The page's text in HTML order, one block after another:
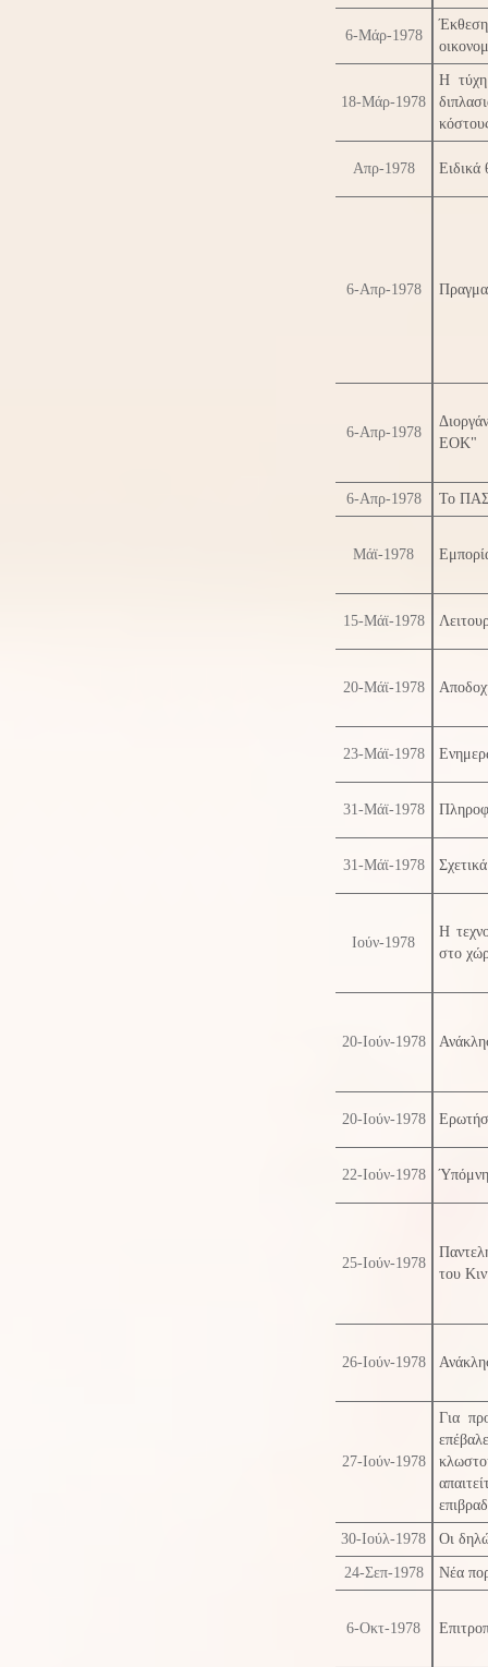
6-Μάρ-1978
Έκθεση
18-Μάρ-1978
Η
Απρ-1978 Ειδικά
6-Απρ-1978
6-Απρ-1978
ΕΟΚ"
6-Απρ-1978 Το
Μάϊ-1978
15-Μάϊ-1978
20-Μάϊ-1978
23-Μάϊ-1978
31-Μάϊ-1978
31-Μάϊ-1978
Ιούν-1978
Η
στο
20-Ιούν-1978
20-Ιούν-1978
22-Ιούν-1978
25-Ιούν-1978
του
26-Ιούν-1978
27-Ιούν-1978
Για
30-Ιούλ-1978 Οι
24-Σεπ-1978 Νέα
6-Οκτ-1978